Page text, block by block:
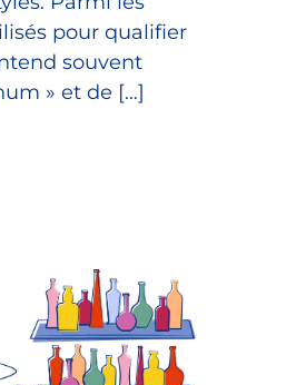
pour qualifier
souvent
» et de […]